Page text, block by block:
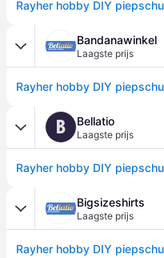
Bandanawinkel
Laagste prijs
B Bellatio
Laagste prijs
Bigsizeshirts
Laagste prijs